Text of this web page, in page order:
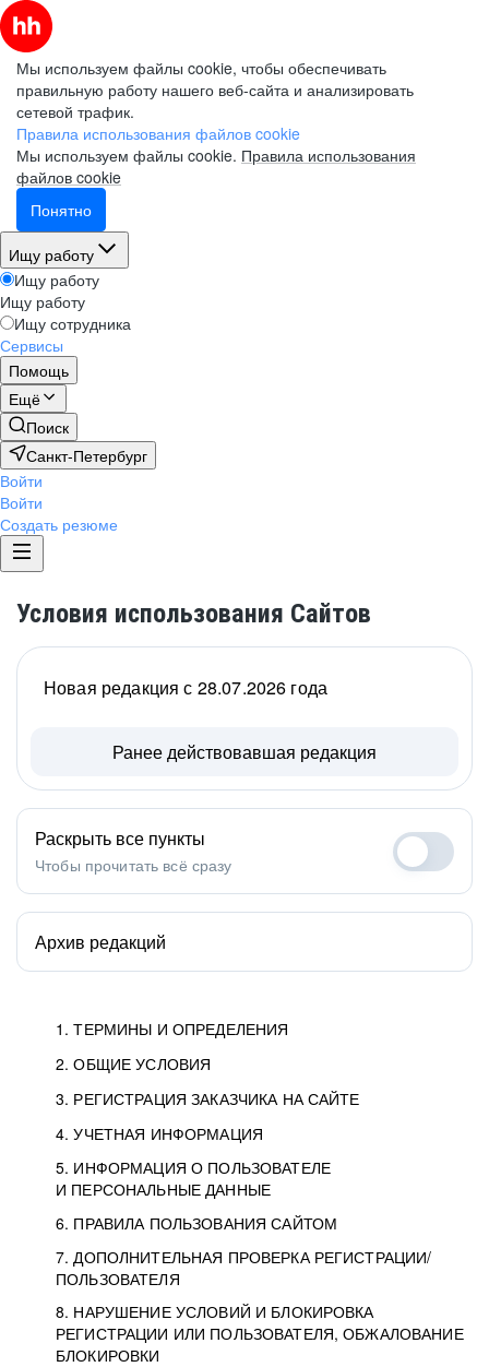
Мы используем файлы cookie, чтобы обеспечивать
правильную работу нашего веб-сайта и анализировать
сетевой трафик.
Правила использования файлов cookie
Мы используем файлы cookie. Правила использования
файлов cookie
Понятно
Ищу работу
Ищу работу
Ищу работу
Ищу сотрудника
Сервисы
Помощь
Ещё
Поиск
Санкт-Петербург
Войти
Войти
Создать резюме
Условия использования Сайтов
1. ТЕРМИНЫ И ОПРЕДЕЛЕНИЯ
2. ОБЩИЕ УСЛОВИЯ
3. РЕГИСТРАЦИЯ ЗАКАЗЧИКА НА САЙТЕ
4. УЧЕТНАЯ ИНФОРМАЦИЯ
5. ИНФОРМАЦИЯ О ПОЛЬЗОВАТЕЛЕ
И ПЕРСОНАЛЬНЫЕ ДАННЫЕ
6. ПРАВИЛА ПОЛЬЗОВАНИЯ САЙТОМ
7. ДОПОЛНИТЕЛЬНАЯ ПРОВЕРКА РЕГИСТРАЦИИ/
ПОЛЬЗОВАТЕЛЯ
8. НАРУШЕНИЕ УСЛОВИЙ И БЛОКИРОВКА
РЕГИСТРАЦИИ ИЛИ ПОЛЬЗОВАТЕЛЯ, ОБЖАЛОВАНИЕ
БЛОКИРОВКИ
Новая редакция с 28.07.2026 года
Ранее действовавшая редакция
Раскрыть все пункты
Чтобы прочитать всё сразу
Архив редакций